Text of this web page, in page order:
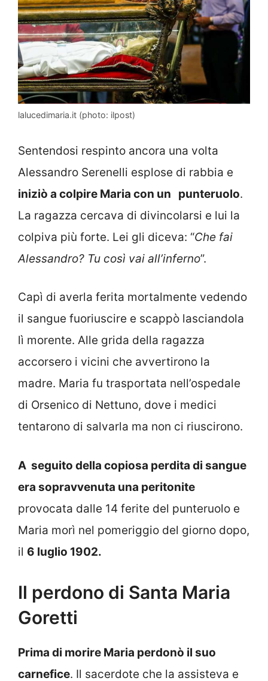
lalucedimaria.it (photo: ilpost)
Sentendosi respinto ancora una volta
Alessandro Serenelli esplose di rabbia e
iniziò a colpire Maria con un punteruolo.
La ragazza cercava di divincolarsi e lui la
colpiva più forte. Lei gli diceva: “Che fai
Alessandro? Tu così vai all’inferno”.
Capì di averla ferita mortalmente vedendo
il sangue fuoriuscire e scappò lasciandola
lì morente. Alle grida della ragazza
accorsero i vicini che avvertirono la
madre. Maria fu trasportata nell’ospedale
di Orsenico di Nettuno, dove i medici
tentarono di salvarla ma non ci riuscirono.
A seguito della copiosa perdita di sangue
era sopravvenuta una peritonite
provocata dalle 14 ferite del punteruolo e
Maria morì nel pomeriggio del giorno dopo,
il 6 luglio 1902.
Il perdono di Santa Maria
Goretti
Prima di morire Maria perdonò il suo
carnefice. Il sacerdote che la assisteva e